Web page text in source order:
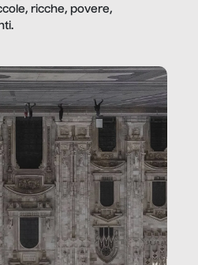
ricche, povere,